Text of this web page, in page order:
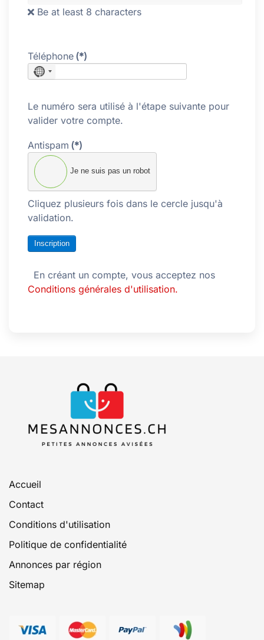
Be at least 8 characters
Téléphone (*)
No
country
Le numéro sera utilisé à l'étape suivante pour
valider votre compte.
Antispam (*)
Je ne suis pas un robot
Cliquez plusieurs fois dans le cercle jusqu'à
validation.
Inscription
En créant un compte, vous acceptez nos
Conditions générales d'utilisation.
Accueil
Contact
Conditions d'utilisation
Politique de confidentialité
Annonces par région
Sitemap